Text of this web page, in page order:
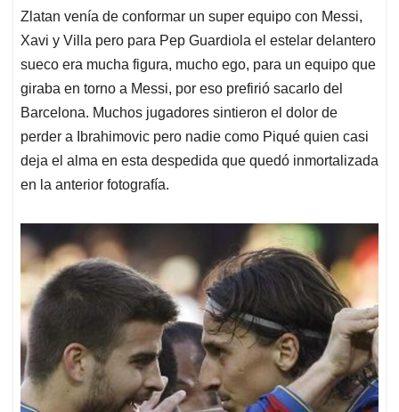
Zlatan venía de conformar un super equipo con Messi,
Xavi y Villa pero para Pep Guardiola el estelar delantero
sueco era mucha figura, mucho ego, para un equipo que
giraba en torno a Messi, por eso prefirió sacarlo del
Barcelona. Muchos jugadores sintieron el dolor de
perder a Ibrahimovic pero nadie como Piqué quien casi
deja el alma en esta despedida que quedó inmortalizada
en la anterior fotografía.